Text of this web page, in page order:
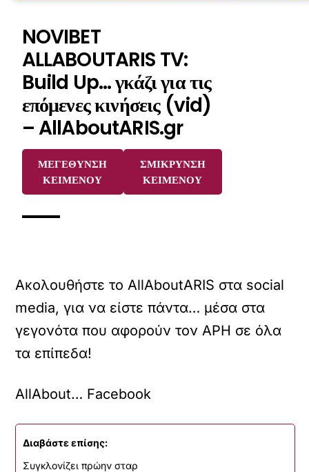
NOVIBET
ALLABOUTARIS TV:
Build Up… γκάζι για τις
επόμενες κινήσεις (vid)
– AllAboutARIS.gr
ΜΕΓΕΘΥΝΣΗ
ΚΕΙΜΕΝΟΥ
ΣΜΙΚΡΥΝΣΗ
ΚΕΙΜΕΝΟΥ
Ακολουθήστε το AllAboutARIS στα social
media, για να είστε πάντα… μέσα στα
γεγονότα που αφορούν τον ΑΡΗ σε όλα
τα επίπεδα!
AllAbout… Facebook
Διαβάστε επίσης:
Συγκλονίζει πρώην σταρ